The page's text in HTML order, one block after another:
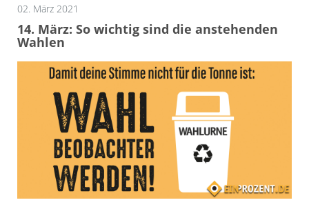
02. März 2021
14. März: So wichtig sind die anstehenden
Wahlen